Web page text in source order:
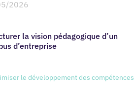
2026
la vision pédagogique d’un
d’entreprise
le développement des compétences